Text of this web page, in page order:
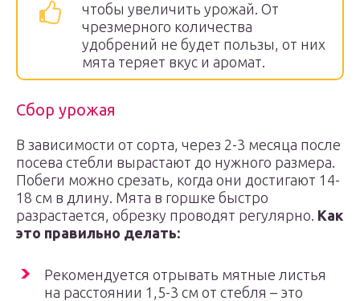
чтобы увеличить урожай. От
чрезмерного количества
удобрений не будет пользы, от них
мята теряет вкус и аромат.
Сбор урожая
В зависимости от сорта, через 2-3 месяца после
посева стебли вырастают до нужного размера.
Побеги можно срезать, когда они достигают 14-
18 см в длину. Мята в горшке быстро
разрастается, обрезку проводят регулярно. Как
это правильно делать:
Рекомендуется отрывать мятные листья
на расстоянии 1,5-3 см от стебля – это